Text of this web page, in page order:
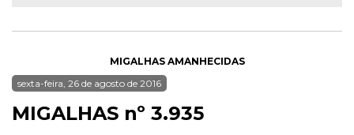
MIGALHAS AMANHECIDAS
sexta-feira, 26 de agosto de 2016
MIGALHAS nº 3.935